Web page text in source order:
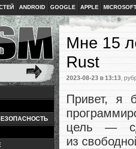
ANDROID GOOGLE APPLE
Мне 15
Rust
2023-08-23 в 13:13,
Привет, я
цель —
из